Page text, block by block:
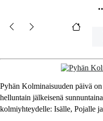
Pyhän Kolminaisuuden päivä
helluntain jälkeisenä
kolmiyhteydelle: Isälle, Pojalle